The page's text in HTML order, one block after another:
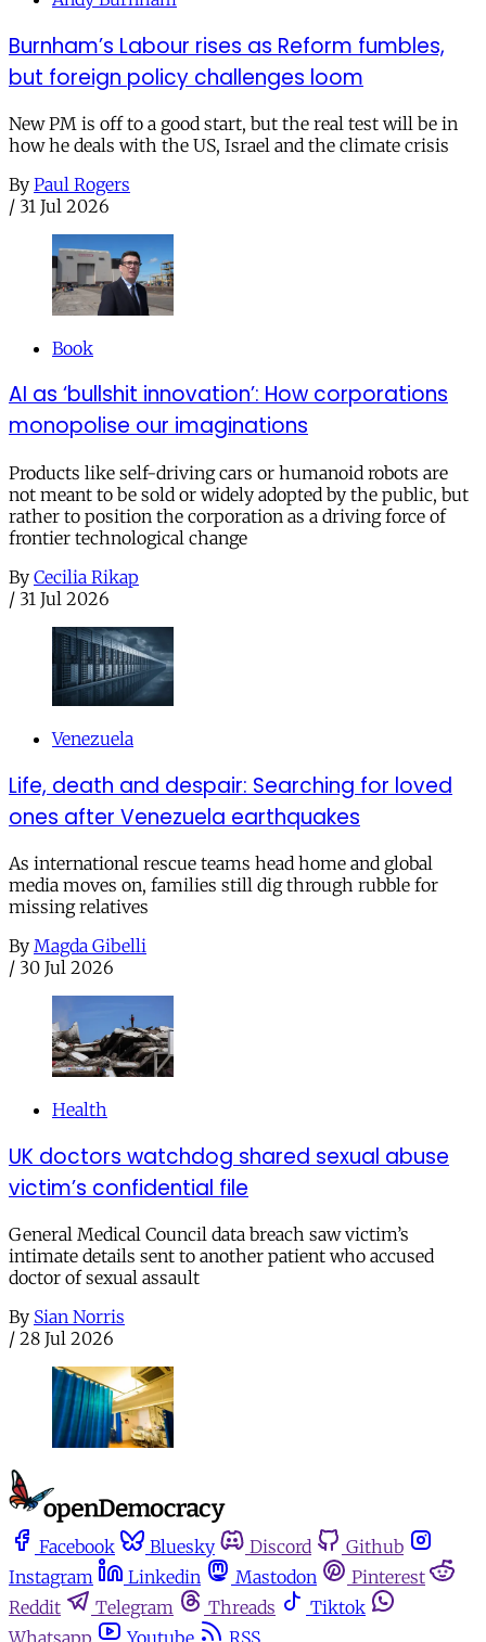
Burnham’s Labour rises as Reform fumbles,
but foreign policy challenges loom
New PM is off to a good start, but the real test will be in
how he deals with the US, Israel and the climate crisis
By Paul Rogers
/ 31 Jul 2026
Book
AI as ‘bullshit innovation’: How corporations
monopolise our imaginations
Products like self-driving cars or humanoid robots are
not meant to be sold or widely adopted by the public, but
rather to position the corporation as a driving force of
frontier technological change
By Cecilia Rikap
/ 31 Jul 2026
Venezuela
Life, death and despair: Searching for loved
ones after Venezuela earthquakes
As international rescue teams head home and global
media moves on, families still dig through rubble for
missing relatives
By Magda Gibelli
/ 30 Jul 2026
Health
UK doctors watchdog shared sexual abuse
victim’s confidential file
General Medical Council data breach saw victim’s
intimate details sent to another patient who accused
doctor of sexual assault
By Sian Norris
/ 28 Jul 2026
Facebook Bluesky Discord
Github
Instagram
Linkedin Mastodon
Pinterest
Reddit
Telegram Threads
Tiktok